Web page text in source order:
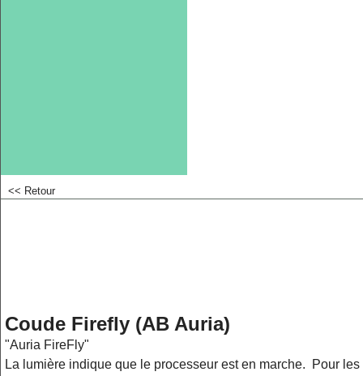
<< Retour
Coude Firefly (AB Auria)
"Auria FireFly"
La lumière indique que le processeur est en marche. Pour les